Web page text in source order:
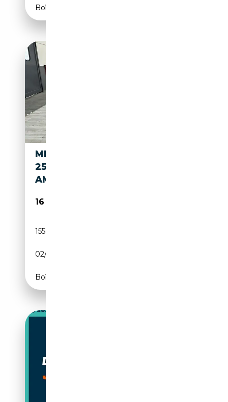
Boîte automatique
MERCEDES-BENZ CLS 250 CLS
250 D SW 4MATIC PREMIUM
AMG
16 900€
155 000 km
02/2016
Boîte automatique